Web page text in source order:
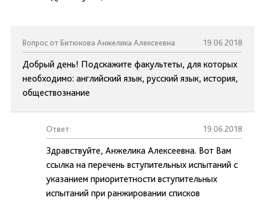
Вопрос от Битюкова Анжелика Алексеевна 19.06.2018
Добрый день! Подскажите факультеты, для которых
необходимо: английский язык, русский язык, история,
обществознание
Ответ: 19.06.2018
Здравствуйте, Анжелика Алексеевна. Вот Вам
ссылка на перечень вступительных испытаний с
указанием приоритетности вступительных
испытаний при ранжировании списков